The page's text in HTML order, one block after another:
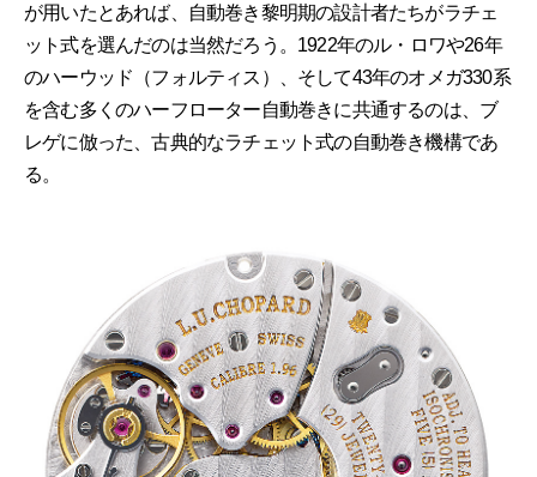
が用いたとあれば、自動巻き黎明期の設計者たちがラチェ
ット式を選んだのは当然だろう。1922年のル・ロワや26年
のハーウッド（フォルティス）、そして43年のオメガ330系
を含む多くのハーフローター自動巻きに共通するのは、ブ
レゲに倣った、古典的なラチェット式の自動巻き機構であ
る。